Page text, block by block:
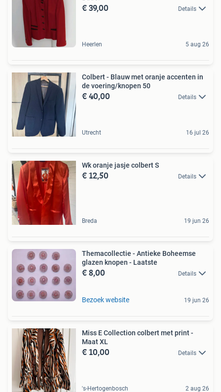
€ 39,00 Details
Heerlen 5 aug 26
Colbert - Blauw met oranje accenten in
de voering/knopen 50
€ 40,00 Details
Utrecht 16 jul 26
Wk oranje jasje colbert S
€ 12,50 Details
Breda 19 jun 26
Themacollectie - Antieke Boheemse
glazen knopen - Laatste
€ 8,00 Details
Bezoek website 19 jun 26
Miss E Collection colbert met print -
Maat XL
€ 10,00 Details
's-Hertogenbosch 2 aug 26